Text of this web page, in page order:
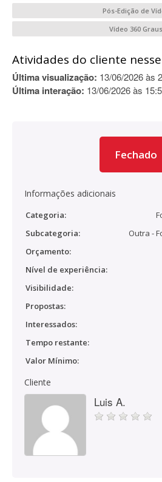
Pós-Edição de
Vídeo 360 Graus
Atividades do cliente
Última visualização: 13/06/2026 às
Última interação: 13/06/2026 às
Fechado
Informações adicionais
Categoria:
Subcategoria:
Outra -
Orçamento:
Nível de experiência:
Visibilidade:
Propostas:
Interessados:
Tempo restante:
Valor Mínimo:
Cliente
Luis A.